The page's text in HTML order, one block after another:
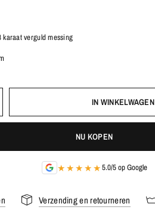
karaat verguld messing
IN WINKELWAGEN
NU KOPEN
★★★★★5.0/5 op Google
Verzending en retourneren